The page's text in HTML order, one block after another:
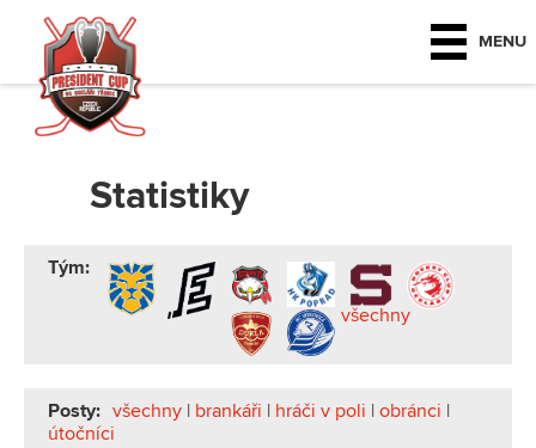
MENU
Statistiky
Tým:
všechny
Posty: všechny | brankáři | hráči v poli | obránci |
útočníci